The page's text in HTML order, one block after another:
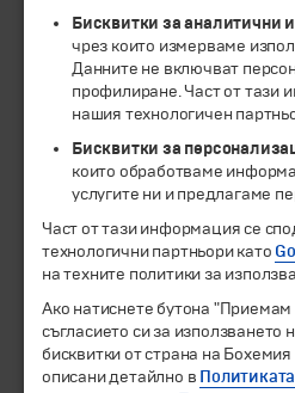
© 1994-2026 Бохемия ООД.
Екскурзии и почивки
Направления
Календар
Всички програми от
Промоции
Бисквитки за аналитични
чрез които измерваме
Данните не включват
профилиране. Част от тази
нашия технологичен
Бисквитки за
които обработваме
услугите ни и предлагаме
Част от тази информация се
технологични партньори като
на техните политики за
Ако натиснете бутона
съгласието си за използването
бисквитки от страна на
описани детайлно в